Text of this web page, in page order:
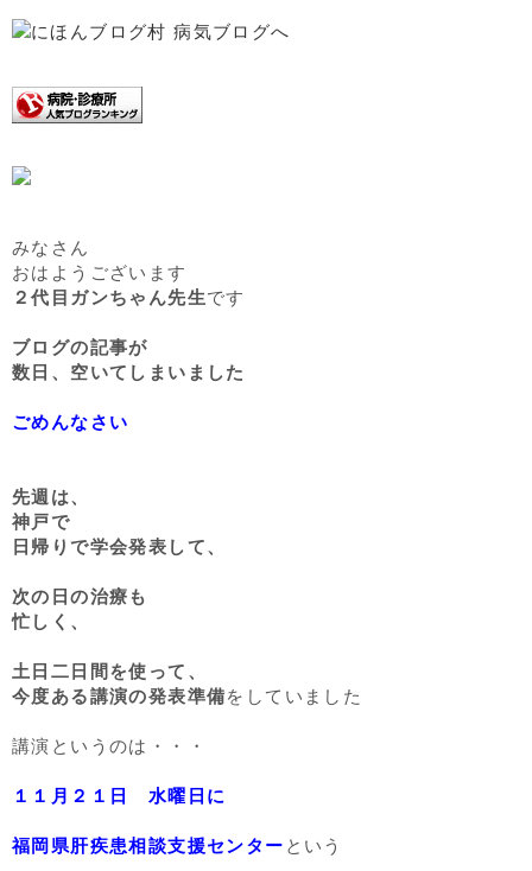
みなさん
おはようございます
２代目ガンちゃん先生です
ブログの記事が
数日、空いてしまいました
ごめんなさい
先週は、
神戸で
日帰りで学会発表して、
次の日の治療も
忙しく、
土日二日間を使って、
今度ある講演の発表準備をしていました
講演というのは・・・
１１月２１日 水曜日に
福岡県肝疾患相談支援センター という